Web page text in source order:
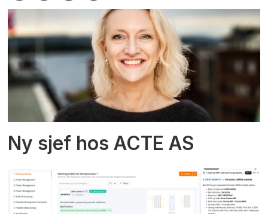
Ny sjef hos ACTE AS